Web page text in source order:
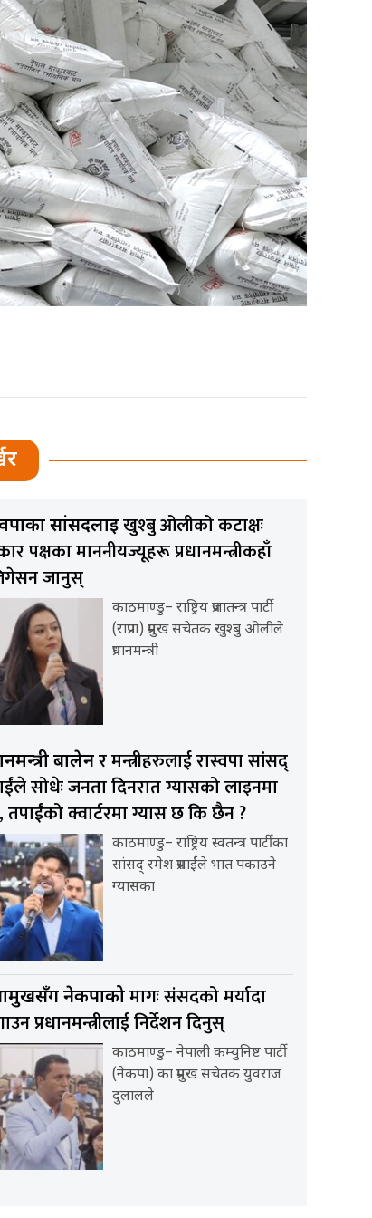
सांसदलाईखुश्बु ओलीको कटाक्षः
पक्षका माननीयज्यूहरू प्रधानमन्त्रीकहाँ
जानुस्
काठमाण्डु– राष्ट्रिय प्रजातन्त्र पार्टी
(राप्रपा) प्रमुख सचेतक खुश्बु ओलीले
प्रधानमन्त्री
बालेनर मन्त्रीहरुलाई रास्वपा सांसद्
सोधेः जनता दिनरात ग्यासको लाइनमा
क्वार्टरमा ग्यास छ कि छैन ?
काठमाण्डु– राष्ट्रिय स्वतन्त्र पार्टीका
सांसद् रमेश प्रसाईंले भात पकाउने
ग्यासका
नेकपाकोमागः संसदको मर्यादा
प्रधानमन्त्रीलाई निर्देशन दिनुस्
काठमाण्डु– नेपाली कम्युनिष्ट पार्टी
(नेकपा) का प्रमुख सचेतक युवराज
दुलालले